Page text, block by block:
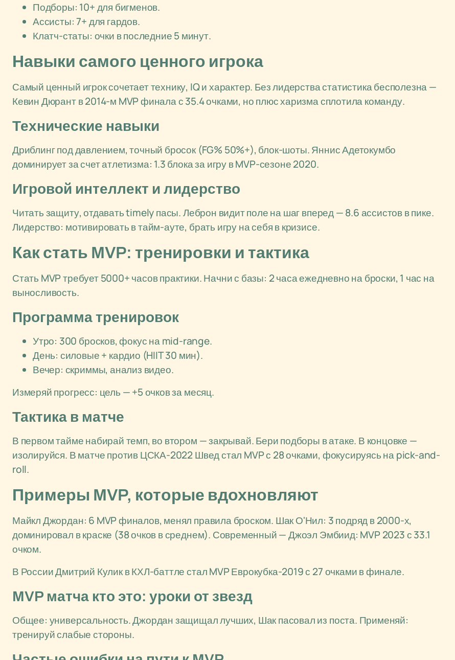
Подборы: 10+ для бигменов.
Ассисты: 7+ для гардов.
Клатч-статы: очки в последние 5 минут.
Навыки самого ценного игрока
Самый ценный игрок сочетает технику, IQ и характер. Без лидерства статистика бесполезна —
Кевин Дюрант в 2014-м MVP финала с 35.4 очками, но плюс харизма сплотила команду.
Технические навыки
Дриблинг под давлением, точный бросок (FG% 50%+), блок-шоты. Яннис Адетокумбо
доминирует за счет атлетизма: 1.3 блока за игру в MVP-сезоне 2020.
Игровой интеллект и лидерство
Читать защиту, отдавать timely пасы. Леброн видит поле на шаг вперед — 8.6 ассистов в пике.
Лидерство: мотивировать в тайм-ауте, брать игру на себя в кризисе.
Как стать MVP: тренировки и тактика
Стать MVP требует 5000+ часов практики. Начни с базы: 2 часа ежедневно на броски, 1 час на
выносливость.
Программа тренировок
Утро: 300 бросков, фокус на mid-range.
День: силовые + кардио (HIIT 30 мин).
Вечер: скриммы, анализ видео.
Измеряй прогресс: цель — +5 очков за месяц.
Тактика в матче
В первом тайме набирай темп, во втором — закрывай. Бери подборы в атаке. В концовке —
изолируйся. В матче против ЦСКА-2022 Швед стал MVP с 28 очками, фокусируясь на pick-and-
roll.
Примеры MVP, которые вдохновляют
Майкл Джордан: 6 MVP финалов, менял правила броском. Шак О'Нил: 3 подряд в 2000-х,
доминировал в краске (38 очков в среднем). Современный — Джоэл Эмбиид: MVP 2023 с 33.1
очком.
В России Дмитрий Кулик в КХЛ-баттле стал MVP Еврокубка-2019 с 27 очками в финале.
MVP матча кто это: уроки от звезд
Общее: универсальность. Джордан защищал лучших, Шак пасовал из поста. Применяй:
тренируй слабые стороны.